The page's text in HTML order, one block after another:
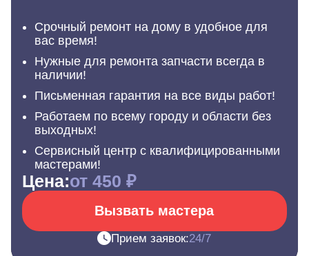
Срочный ремонт на дому в удобное для
вас время!
Нужные для ремонта запчасти всегда в
наличии!
Письменная гарантия на все виды работ!
Работаем по всему городу и области без
выходных!
Сервисный центр с квалифицированными
мастерами!
Цена:от 450 ₽
Вызвать мастера
Прием заявок:24/7